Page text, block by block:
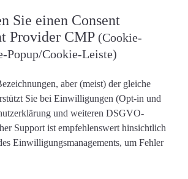
Sie einen Consent
Provider CMP (Cookie-
Popup/Cookie-Leiste)
aber (meist) der gleiche
Sie bei Einwilligungen (Opt-in und
und weiteren DSGVO-
Support ist empfehlenswert hinsichtlich
Einwilligungsmanagements, um Fehler